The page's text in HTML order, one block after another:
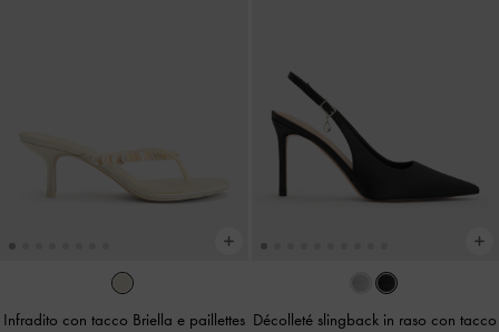
Infradito con tacco Briella e paillettes Décolleté slingback in raso con tacco